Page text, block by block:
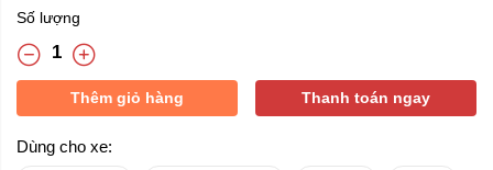
Số lượng
Thêm giỏ hàng Thanh toán ngay
Dùng cho xe: